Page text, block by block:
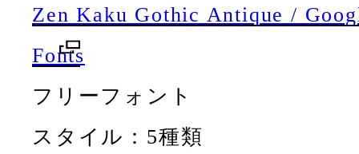
Zen Kaku Gothic Antique /
Fonts
フリーフォント
スタイル：5種類